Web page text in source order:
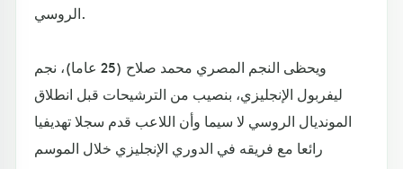
الروسي.
ويحظى النجم المصري محمد صلاح (25 عاما)، نجم
ليفربول الإنجليزي، بنصيب من الترشيحات قبل انطلاق
المونديال الروسي لا سيما وأن اللاعب قدم سجلا تهديفيا
رائعا مع فريقه في الدوري الإنجليزي خلال الموسم